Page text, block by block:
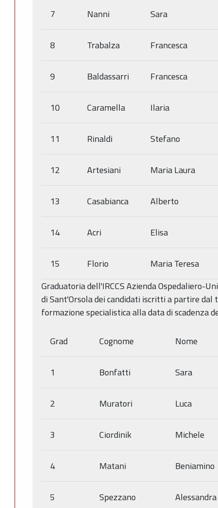
7 Nanni Sara
8 Trabalza Francesca
9 Baldassarri Francesca
10 Caramella Ilaria
11 Rinaldi Stefano
12 Artesiani Maria Laura
13 Casabianca Alberto
14 Acri Elisa
15 Florio
Maria Teresa
Graduatoria dell'IRCCS Azienda Ospedaliero-
di Sant'Orsola dei candidati iscritti a partire dal
formazione specialistica alla data di scadenza
Grad Cognome Nome
1 Bonfatti Sara
2 Muratori Luca
3 Ciordinik Michele
4 Matani Beniamino
5 Spezzano Alessandra